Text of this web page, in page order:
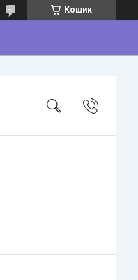
Кошик